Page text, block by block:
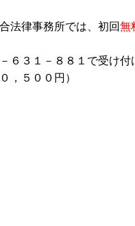
法律事務所では、初回無
３１－８８１で受け付
５００円）